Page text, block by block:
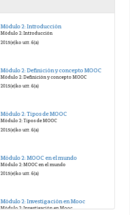
Módulo 2: Introducción
Módulo 2: Introducción
2015(e)ko urr. 6(a)
Módulo 2: Definición y concepto MOOC
Módulo 2: Definición y concepto MOOC
2015(e)ko urr. 6(a)
Módulo 2: Tipos de MOOC
Módulo 2: Tipos de MOOC
2015(e)ko urr. 6(a)
Módulo 2: MOOC en el mundo
Módulo 2: MOOC en el mundo
2015(e)ko urr. 6(a)
Módulo 2: Investigación en Mooc
Módulo 2: Investigación en Mooc